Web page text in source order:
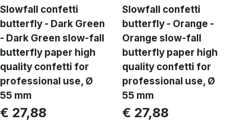
Slowfall confetti
butterfly - Dark Green
- Dark Green slow-fall
butterfly paper high
quality confetti for
professional use, Ø
55 mm
€ 27,88
Slowfall confetti
butterfly - Orange -
Orange slow-fall
butterfly paper high
quality confetti for
professional use, Ø
55 mm
€ 27,88